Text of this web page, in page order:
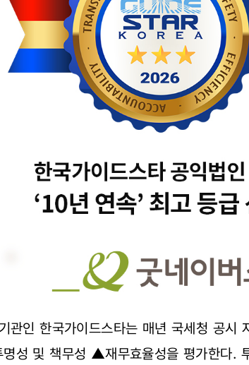
관인 한국가이드스타는 매년 국세청 공
성 및 책무성 ▲재무효율성을 평가한다.